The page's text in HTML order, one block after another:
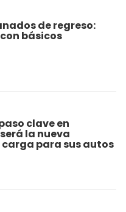
de regreso:
básicos
clave en
la nueva
para sus autos